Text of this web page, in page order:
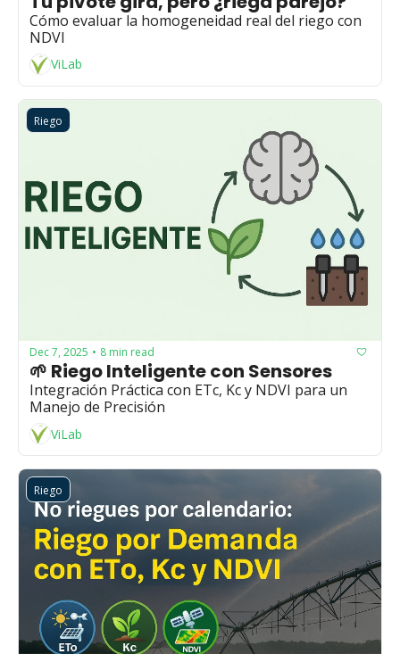
Cómo evaluar la homogeneidad real del riego con
NDVI
ViLab
Riego
Dec 7, 2025 • 8 min read
🌱 Riego Inteligente con Sensores
Integración Práctica con ETc, Kc y NDVI para un
Manejo de Precisión
ViLab
Riego